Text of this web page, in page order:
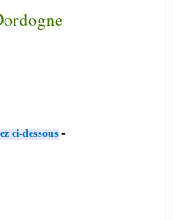
ci-dessous -